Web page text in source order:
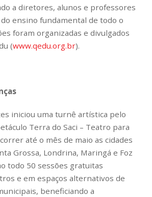
a diretores, alunos e professores
do ensino fundamental de todo o
foram organizadas e divulgados
(www.qedu.org.br).
iniciou uma turnê artística pelo
Terra do Saci – Teatro para
até o mês de maio as cidades
Grossa, Londrina, Maringá e Foz
todo 50 sessões gratuitas
e em espaços alternativos de
beneficiando a